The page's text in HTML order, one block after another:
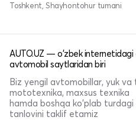
Toshkent, Shayhontohur tumani
AUTO.UZ — o'zbek internetidagi
avtomobil saytlaridan biri
Biz yengil avtomobillar, yuk
mototexnika, maxsus texnika
hamda boshqa ko'plab
tanlovini taklif etamiz